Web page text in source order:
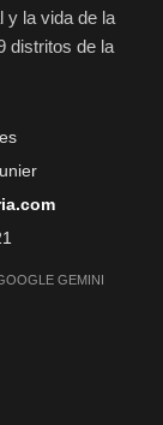
y la vida de la
distritos de la
GEMINI